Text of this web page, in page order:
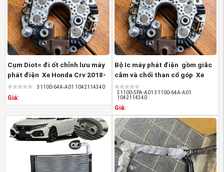
Cụm Diot= đi ốt chỉnh lưu máy
phát điện Xe Honda Crv 2018-
2026, ...
31100-64A-A01 1042114340
Giá:
Bộ Ic máy phát điện gồm giắc
cắm và chổi than cổ góp Xe
Honda ...
31100-5PA-A01 31100-64A-A01
1042114340
Giá: